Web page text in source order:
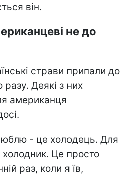
він.
не до
страви припали до
Деякі з них
американця
- це холодець. Для
Це просто
раз, коли я їв,